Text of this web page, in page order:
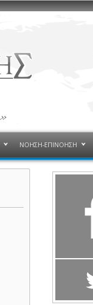
ΝΟΗΣΗ-ΕΠΙΝΟΗΣΗ